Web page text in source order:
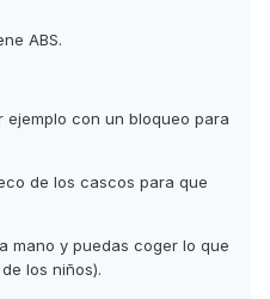
ABS.
ejemplo con un bloqueo para
de los cascos para que
mano y puedas coger lo que
los niños).